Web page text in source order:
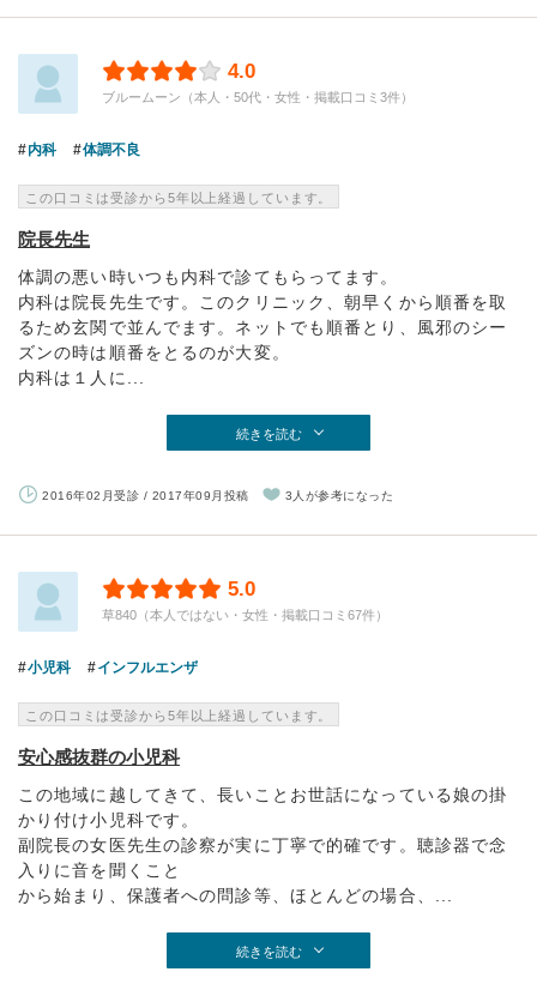
4.0
ブルームーン（本人・50代・女性・掲載口コミ3件）
内科 体調不良
この口コミは受診から5年以上経過しています。
院長先生
体調の悪い時いつも内科で診てもらってます。
内科は院長先生です。このクリニック、朝早くから順番を取
るため玄関で並んでます。ネットでも順番とり、風邪のシー
ズンの時は順番をとるのが大変。
内科は１人に...
続きを読む
2016年02月受診 / 2017年09月投稿 3人が参考になった
5.0
草840（本人ではない・女性・掲載口コミ67件）
小児科 インフルエンザ
この口コミは受診から5年以上経過しています。
安心感抜群の小児科
この地域に越してきて、長いことお世話になっている娘の掛
かり付け小児科です。
副院長の女医先生の診察が実に丁寧で的確です。聴診器で念
入りに音を聞くこと
から始まり、保護者への問診等、ほとんどの場合、...
続きを読む